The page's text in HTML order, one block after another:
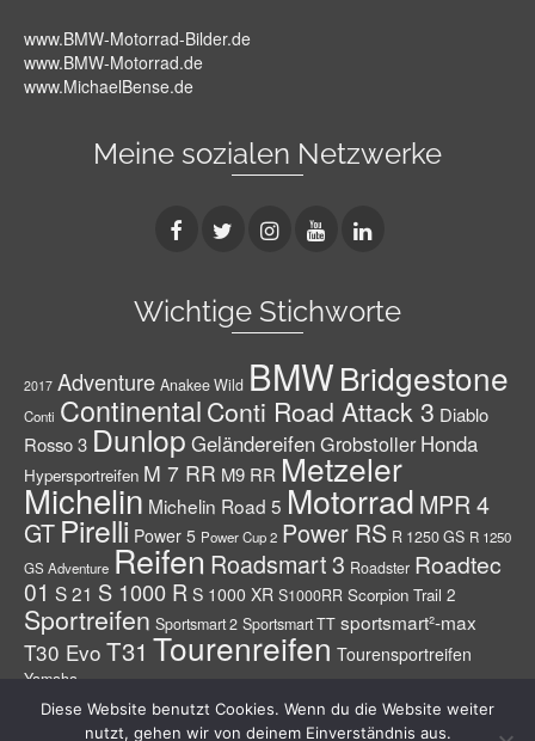
www.BMW-Motorrad-Bilder.de
www.BMW-Motorrad.de
www.MichaelBense.de
Meine sozialen Netzwerke
Wichtige Stichworte
2017 Adventure Anakee Wild BMWBridgestone
Conti ContinentalConti Road Attack 3 Diablo
Rosso 3 Dunlop GeländereifenGrobstoller Honda
Hypersportreifen M 7 RR M9 RR Metzeler
Michelin Michelin Road 5 Motorrad MPR 4
GT Pirelli Power 5 Power Cup 2 Power RS R 1250 GS R 1250
GS Adventure Reifen Roadsmart 3 Roadster Roadtec
01 S 21 S 1000 R S 1000 XR S1000RR Scorpion Trail 2
Sportreifen Sportsmart 2 Sportsmart TT sportsmart²-max
T30 Evo T31 Tourenreifen Tourensportreifen
Yamaha
Info – Geschichte Datenschutzerklärung Impressum
Diese Website benutzt Cookies. Wenn du die Website weiter
nutzt, gehen wir von deinem Einverständnis aus.